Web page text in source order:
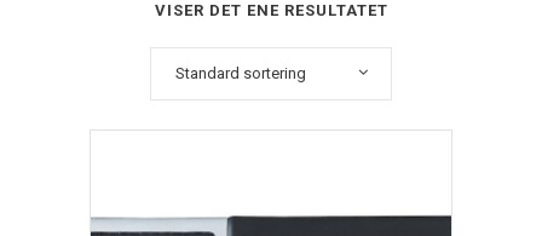
VISER DET ENE RESULTATET
Standard sortering